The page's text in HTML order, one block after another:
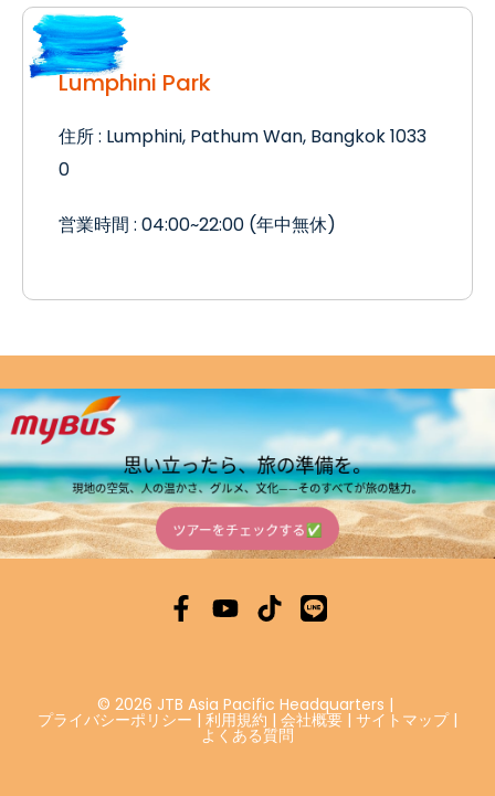
Lumphini Park
住所 : Lumphini, Pathum Wan, Bangkok 1033
0
営業時間 : 04:00~22:00 (年中無休)
© 2026 JTB Asia Pacific Headquarters |
プライバシーポリシー | 利用規約 | 会社概要 | サイトマップ|
よくある質問